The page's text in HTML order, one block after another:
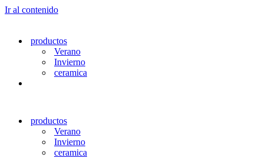
Ir al contenido
productos
Verano
Invierno
ceramica
productos
Verano
Invierno
ceramica